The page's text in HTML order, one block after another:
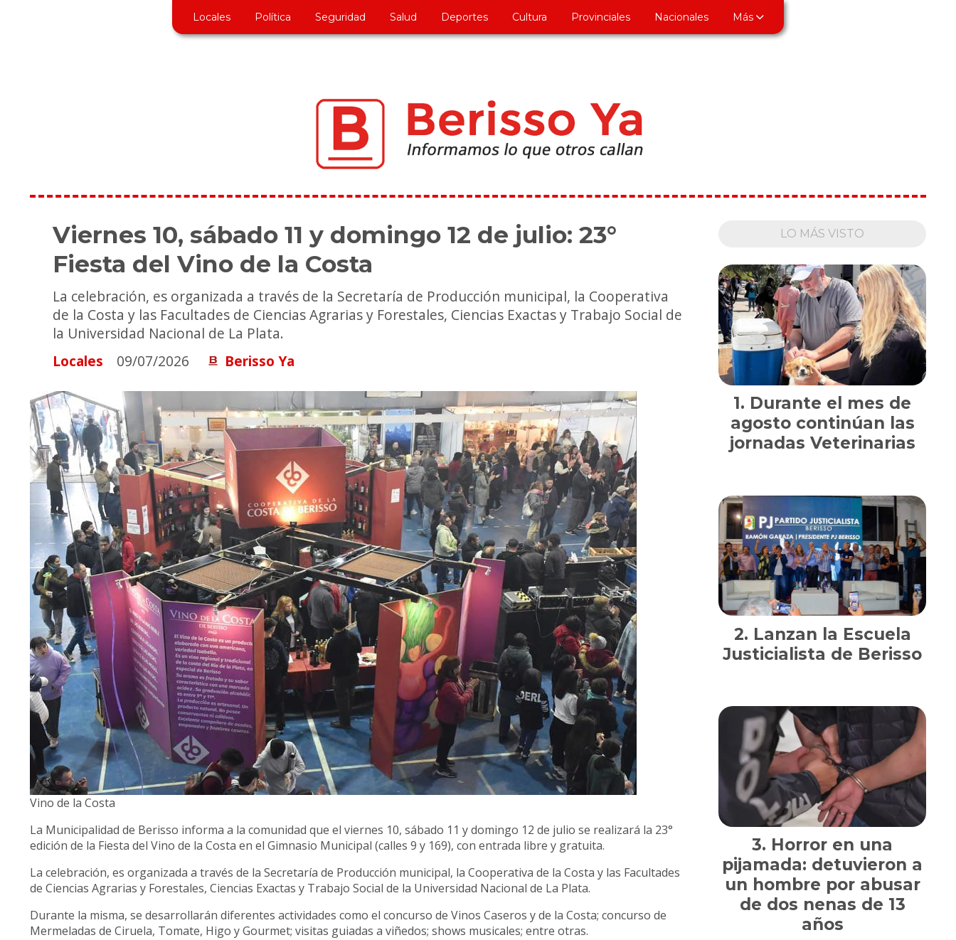
Locales Política Seguridad Salud Deportes Cultura Provinciales Nacionales Más
Viernes 10, sábado 11 y domingo 12 de julio: 23°
Fiesta del Vino de la Costa
La celebración, es organizada a través de la Secretaría de Producción municipal, la Cooperativa
de la Costa y las Facultades de Ciencias Agrarias y Forestales, Ciencias Exactas y Trabajo Social de
la Universidad Nacional de La Plata.
Locales
09/07/2026 Berisso Ya
Vino de la Costa
La Municipalidad de Berisso informa a la comunidad que el viernes 10, sábado 11 y domingo 12 de julio se realizará la 23°
edición de la Fiesta del Vino de la Costa en el Gimnasio Municipal (calles 9 y 169), con entrada libre y gratuita.
La celebración, es organizada a través de la Secretaría de Producción municipal, la Cooperativa de la Costa y las Facultades
de Ciencias Agrarias y Forestales, Ciencias Exactas y Trabajo Social de la Universidad Nacional de La Plata.
Durante la misma, se desarrollarán diferentes actividades como el concurso de Vinos Caseros y de la Costa; concurso de
Mermeladas de Ciruela, Tomate, Higo y Gourmet; visitas guiadas a viñedos; shows musicales; entre otras.
LO MÁS VISTO
Durante el mes de
agosto continúan las
jornadas Veterinarias
Lanzan la Escuela
Justicialista de Berisso
Horror en una
pijamada: detuvieron a
un hombre por abusar
de dos nenas de 13
años